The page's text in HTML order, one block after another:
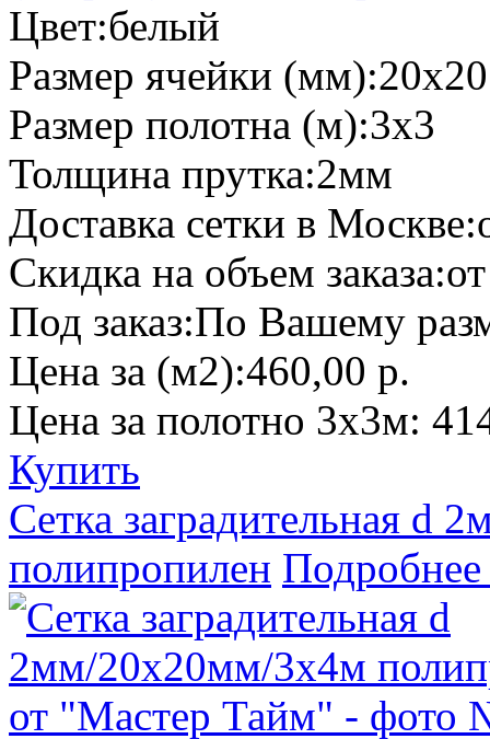
Цвет:белый
Размер ячейки (мм):20х20
Размер полотна (м):3х3
Толщина прутка:2мм
Доставка сетки в Москве:
Скидка на объем заказа:
Под заказ:По Вашему
Цена за (м2):460,00 р.
Цена за полотно 3х3м:
Купить
Сетка заградительная d
полипропилен